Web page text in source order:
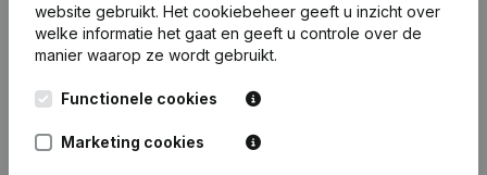
Publicatiesvan Bnvl Groupe
website gebruikt. Het cookiebeheer geeft u inzicht over
welke informatie het gaat en geeft u controle over de
manier waarop ze wordt gebruikt.
Functionele cookies
Marketing cookies